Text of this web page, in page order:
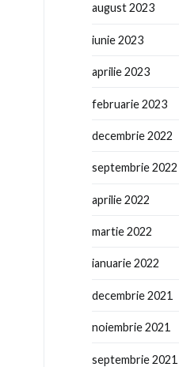
august 2023
iunie 2023
aprilie 2023
februarie 2023
decembrie 2022
septembrie 2022
aprilie 2022
martie 2022
ianuarie 2022
decembrie 2021
noiembrie 2021
septembrie 2021